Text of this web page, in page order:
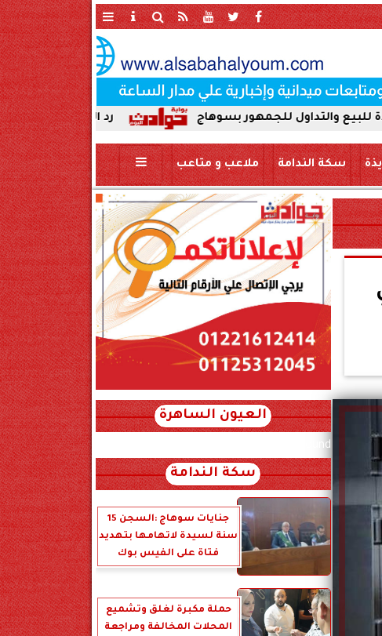
رد الجميل لأصحاب العطاء. إدارة للجمهور بسوهاج
سكة الندامة ملاعب و متاعب
العيون الساهرة
xml_json/rss/~12.xml x0n not found
سكة الندامة
جنايات سوهاج :السجن 15
سنة لسيدة لاتهامها بتهديد
فتاة على الفيس بوك
حملة مكبرة لغلق وتشميع
المحلات المخالفة ومراجعة